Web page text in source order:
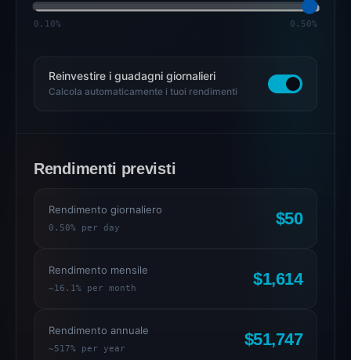
0.10% 0.50%
Reinvestire i guadagni giornalieri
Calcola automaticamente i tuoi rendimenti
Rendimenti previsti
Rendimento giornaliero
0.50% per day $50
Rendimento mensile
~16.1% per month $1,614
Rendimento annuale
~517% per year $51,747